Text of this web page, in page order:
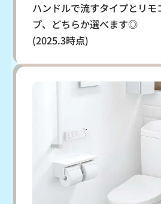
ハンドルで流すタイプとリモ
プ、どちらか選べます◎
(2025.3時点)